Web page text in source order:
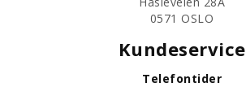
0571 OSLO
Kundeservice
Telefontider